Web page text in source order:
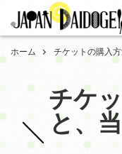
ホーム チケットの購入
チケ
と、